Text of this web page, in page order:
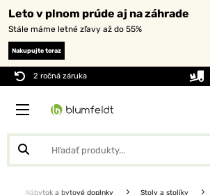
Leto v plnom prúde aj na záhrade
Stále máme letné zľavy až do 55%
Nakupujte teraz
2 ročná záruka
Nábytok a bytové doplnky Stoly a stolíky